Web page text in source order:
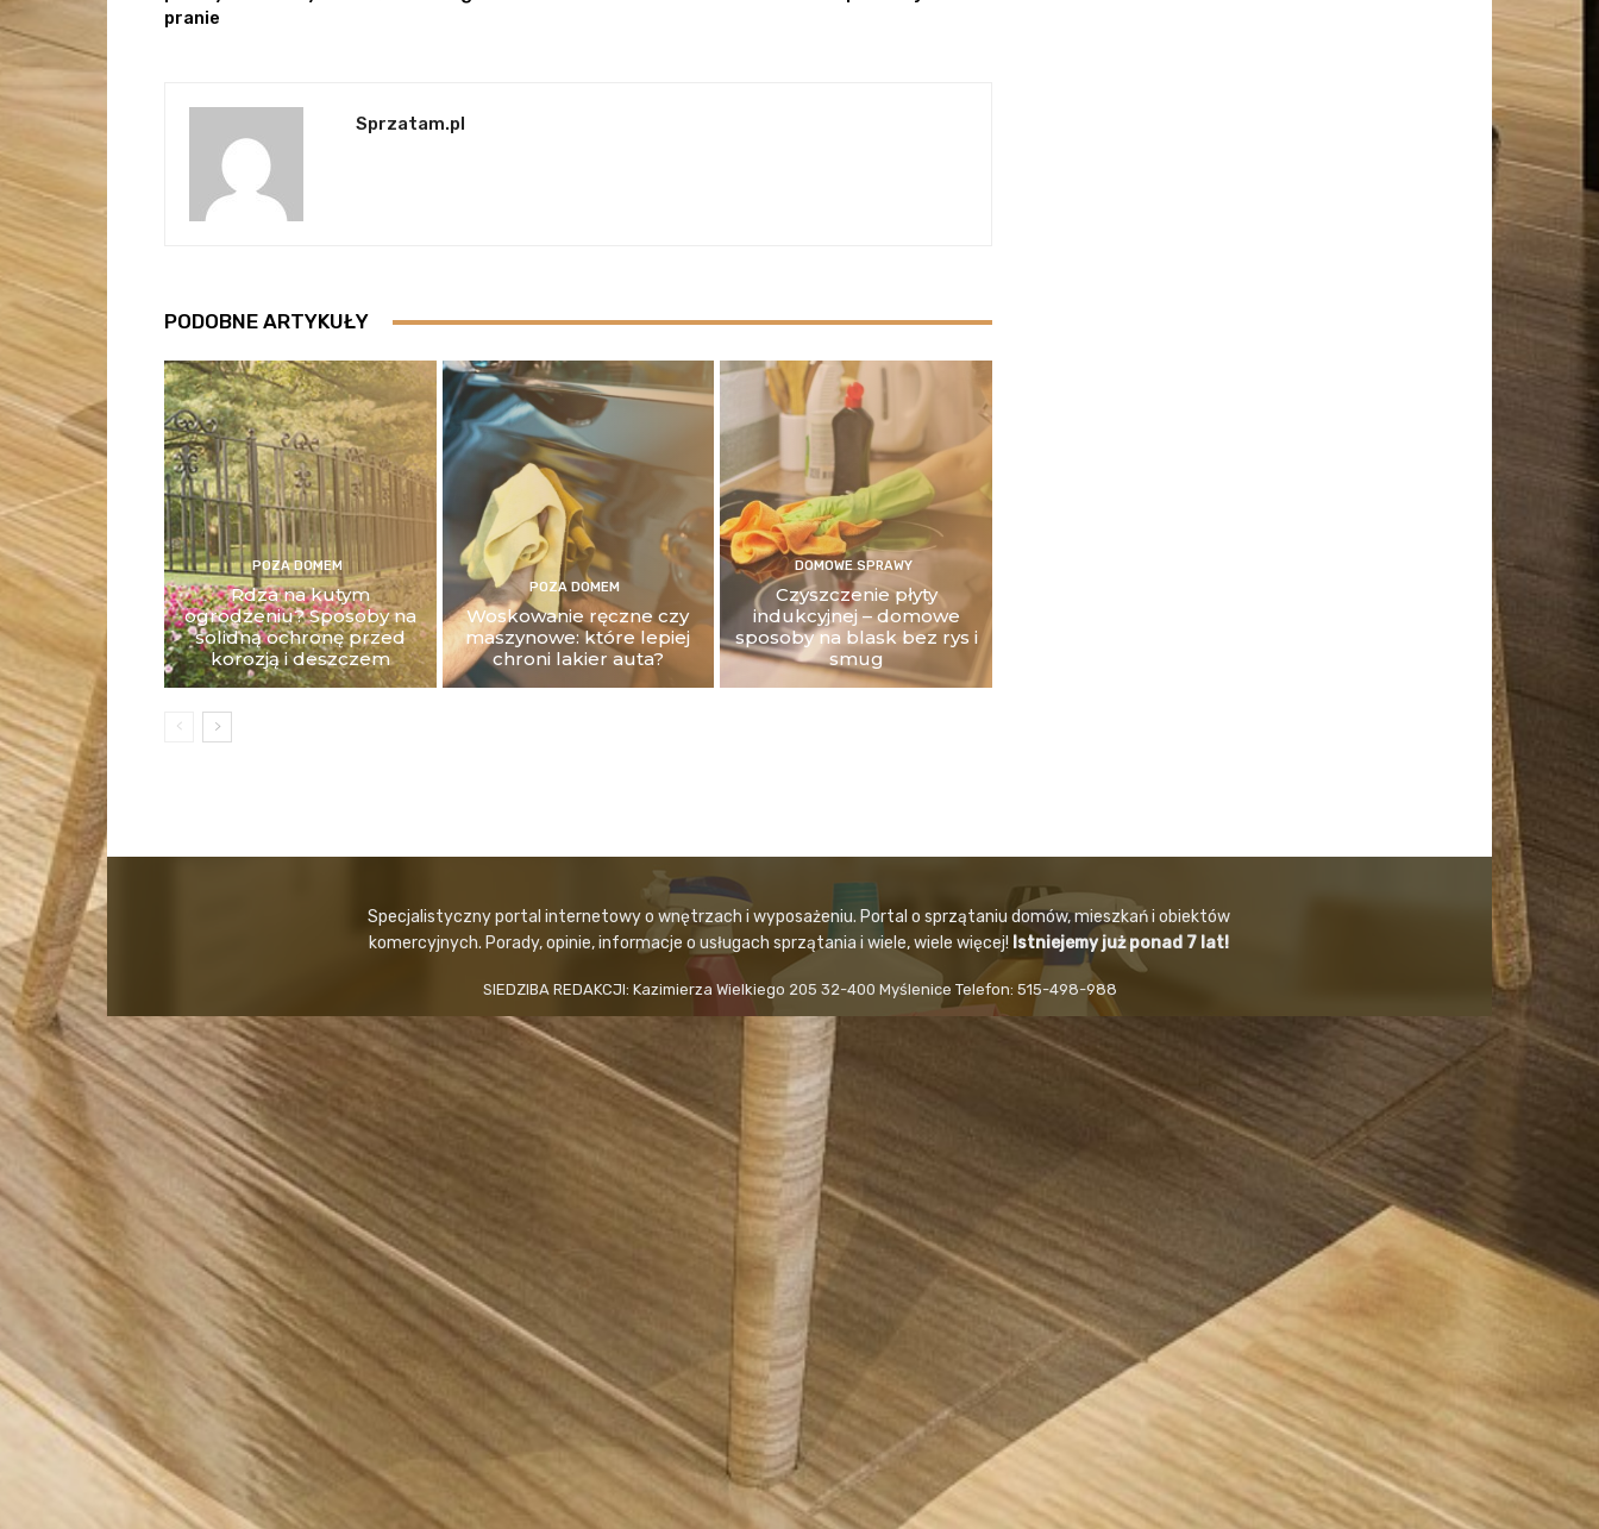
pranie
Sprzatam.pl
PODOBNE ARTYKUŁY
POZA DOMEM
Rdza na kutym
ogrodzeniu? Sposoby na
solidną ochronę przed
korozją i deszczem
POZA DOMEM
Woskowanie ręczne czy
maszynowe: które lepiej
chroni lakier auta?
DOMOWE SPRAWY
Czyszczenie płyty
indukcyjnej – domowe
sposoby na blask bez rys i
smug
Specjalistyczny portal internetowy o wnętrzach i wyposażeniu. Portal o sprzątaniu domów, mieszkań i obiektów
komercyjnych. Porady, opinie, informacje o usługach sprzątania i wiele, wiele więcej! Istniejemy już ponad 7 lat!
SIEDZIBA REDAKCJI: Kazimierza Wielkiego 205 32-400 Myślenice Telefon: 515-498-988